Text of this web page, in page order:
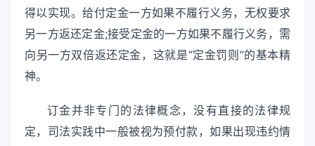
得以实现。给付定金一方如果不履行义务，无权要求
另一方返还定金;接受定金的一方如果不履行义务，需
向另一方双倍返还定金，这就是“定金罚则”的基本精
神。
订金并非专门的法律概念，没有直接的法律规
定，司法实践中一般被视为预付款，如果出现违约情